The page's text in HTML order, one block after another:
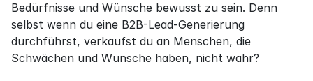
Bedürfnisse und Wünsche bewusst zu sein. Denn
selbst wenn du eine B2B-Lead-Generierung
durchführst, verkaufst du an Menschen, die
Schwächen und Wünsche haben, nicht wahr?